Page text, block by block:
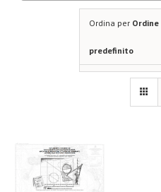
Ordina per Ordine
predefinito
Mostra